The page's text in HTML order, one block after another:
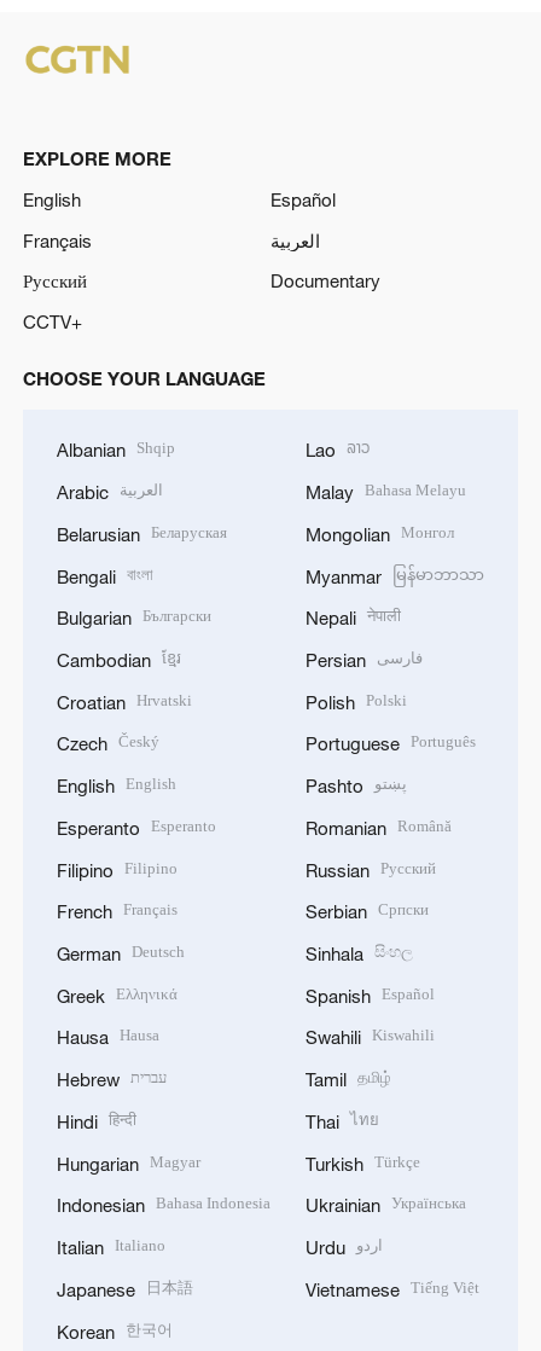
EXPLORE MORE
English
Español
Français
العربية
Русский
Documentary
CCTV+
CHOOSE YOUR LANGUAGE
Albanian Shqip
Arabic العربية
Belarusian Беларуская
Bengali বাংলা
Bulgarian Български
Cambodian ខ្មែរ
Croatian Hrvatski
Czech Český
English English
Esperanto Esperanto
Filipino Filipino
French Français
German Deutsch
Greek Ελληνικά
Hausa Hausa
Hebrew עברית
Hindi हिन्दी
Hungarian Magyar
Indonesian Bahasa Indonesia
Italian Italiano
Japanese 日本語
Korean 한국어
Lao ລາວ
Malay Bahasa Melayu
Mongolian Монгол
Myanmar မြန်မာဘာသာ
Nepali नेपाली
Persian فارسی
Polish Polski
Portuguese Português
Pashto پښتو
Romanian Română
Russian Русский
Serbian Српски
Sinhala සිංහල
Spanish Español
Swahili Kiswahili
Tamil தமிழ்
Thai ไทย
Turkish Türkçe
Ukrainian Українська
Urdu اردو
Vietnamese Tiếng Việt